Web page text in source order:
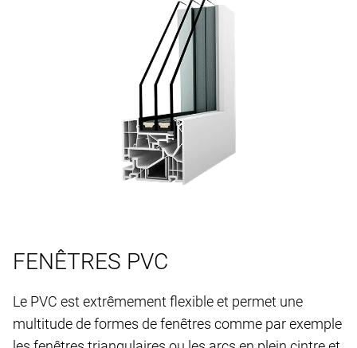
FENÊTRES PVC
Le PVC est extrêmement flexible et permet une
multitude de formes de fenêtres comme par exemple